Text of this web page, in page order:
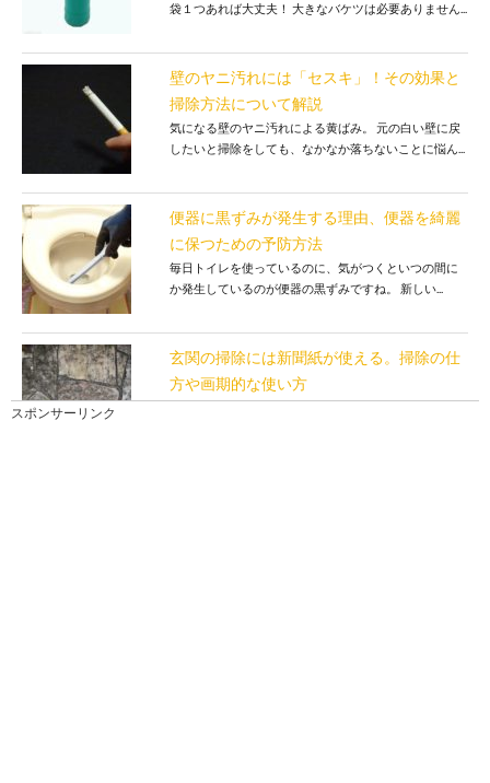
袋１つあれば大丈夫！ 大きなバケツは必要ありません...
壁のヤニ汚れには「セスキ」！その効果と
掃除方法について解説
気になる壁のヤニ汚れによる黄ばみ。 元の白い壁に戻
したいと掃除をしても、なかなか落ちないことに悩ん...
便器に黒ずみが発生する理由、便器を綺麗
に保つための予防方法
毎日トイレを使っているのに、気がつくといつの間に
か発生しているのが便器の黒ずみですね。 新しい...
玄関の掃除には新聞紙が使える。掃除の仕
方や画期的な使い方
スポンサーリンク